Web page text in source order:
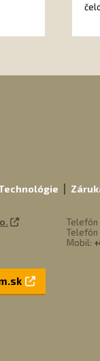
Telefón
Telefón
Mobil: